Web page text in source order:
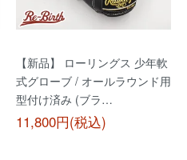
【新品】 ローリングス 少年軟
式グローブ / オールラウンド用
型付け済み (ブラ…
11,800円(税込)